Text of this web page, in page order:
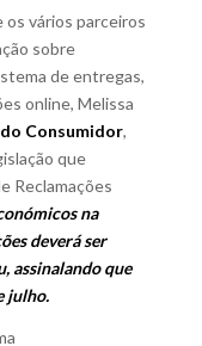
vários parceiros
sobre
de entregas,
online, Melissa
Consumidor,
que
Reclamações
na
deverá ser
assinalando que
julho.